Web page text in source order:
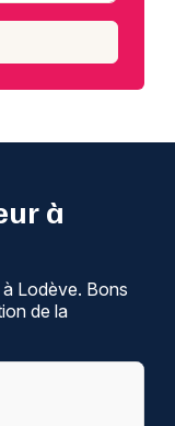
à
Lodève. Bons
de la